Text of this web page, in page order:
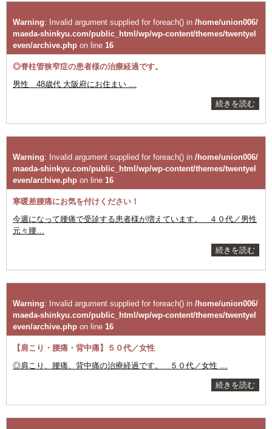
Warning: Invalid argument supplied for foreach() in /home/union006/
maeda-shinkyu.com/public_html/wp/wp-content/themes/twentyel
even/archive.php on line 16
◎脊柱管狭窄症の患者様の治療経過です。
男性 48歳代 大阪府にお住まい
続きを読む
Warning: Invalid argument supplied for foreach() in /home/union006/
maeda-shinkyu.com/public_html/wp/wp-content/themes/twentyel
even/archive.php on line 16
寒暖差腰痛にお気を付けください！
今週になって腰痛で受診する患者様が増えています。 ４０代／男性
元々腰…
続きを読む
Warning: Invalid argument supplied for foreach() in /home/union006/
maeda-shinkyu.com/public_html/wp/wp-content/themes/twentyel
even/archive.php on line 16
【肩こり・腰痛・背中痛】５０代／女性
◎肩こり、腰痛、背中痛の治療経過です。
５０代／女性 …
続きを読む